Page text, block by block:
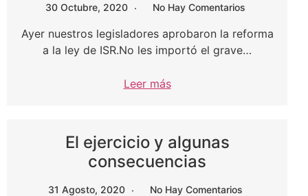
30 Octubre, 2020 No Hay Comentarios
Ayer nuestros legisladores aprobaron la reforma
a la ley de ISR.No les importó el grave…
Leer más
El ejercicio y algunas
consecuencias
31 Agosto, 2020 No Hay Comentarios